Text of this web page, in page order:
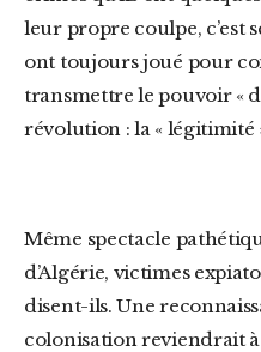
leur propre coulpe, c’est
ont toujours joué pour
transmettre le pouvoir «
révolution : la « légitimité
Même spectacle pathétique de la part des français
d’Algérie, victimes
disent-ils. Une
colonisation reviendrait à